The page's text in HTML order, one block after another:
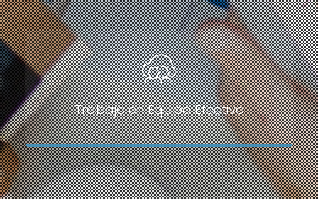
Trabajo en Equipo Efectivo